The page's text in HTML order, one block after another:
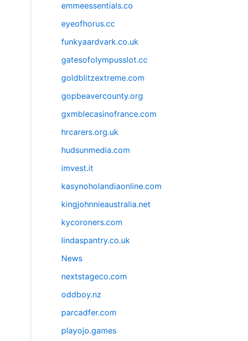
emmeessentials.co
eyeofhorus.cc
funkyaardvark.co.uk
gatesofolympusslot.cc
goldblitzextreme.com
gopbeavercounty.org
gxmblecasinofrance.com
hrcarers.org.uk
hudsunmedia.com
imvest.it
kasynoholandiaonline.com
kingjohnnieaustralia.net
kycoroners.com
lindaspantry.co.uk
News
nextstageco.com
oddboy.nz
parcadfer.com
playojo.games